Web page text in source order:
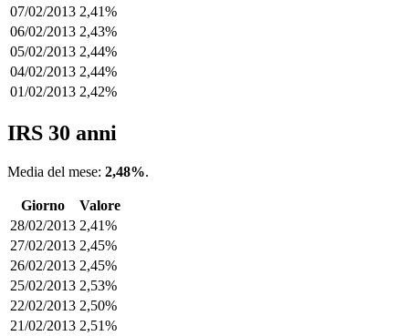
07/02/2013 2,41%
06/02/2013 2,43%
05/02/2013 2,44%
04/02/2013 2,44%
01/02/2013 2,42%
IRS 30 anni
Media del mese: 2,48%.
Giorno
Valore
28/02/2013 2,41%
27/02/2013 2,45%
26/02/2013 2,45%
25/02/2013 2,53%
22/02/2013 2,50%
21/02/2013 2,51%